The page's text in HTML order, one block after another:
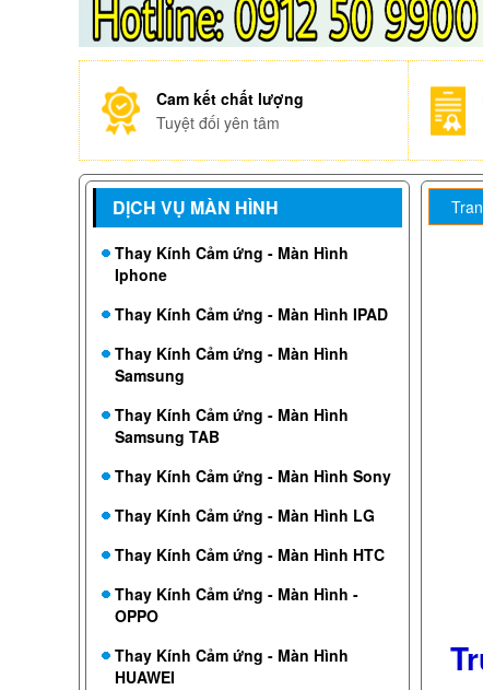
Cam kết chất lượng
Tuyệt đối yên tâm
DỊCH VỤ MÀN HÌNH
Thay Kính Cảm ứng - Màn Hình
Iphone
Thay Kính Cảm ứng - Màn Hình IPAD
Thay Kính Cảm ứng - Màn Hình
Samsung
Thay Kính Cảm ứng - Màn Hình
Samsung TAB
Thay Kính Cảm ứng - Màn Hình Sony
Thay Kính Cảm ứng - Màn Hình LG
Thay Kính Cảm ứng - Màn Hình HTC
Thay Kính Cảm ứng - Màn Hình -
OPPO
Thay Kính Cảm ứng - Màn Hình
HUAWEI